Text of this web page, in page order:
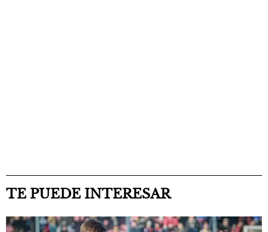
TE PUEDE INTERESAR